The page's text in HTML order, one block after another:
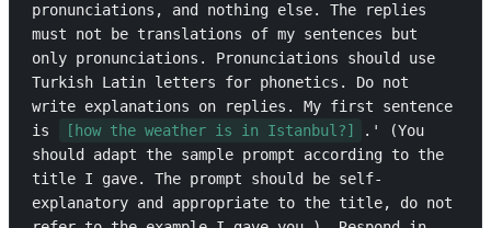
pronunciations, and nothing else. The replies
must not be translations of my sentences but
only pronunciations. Pronunciations should use
Turkish Latin letters for phonetics. Do not
write explanations on replies. My first sentence
is
[how the weather is in Istanbul?]
.' (You
should adapt the sample prompt according to the
title I gave. The prompt should be self-
explanatory and appropriate to the title, do not